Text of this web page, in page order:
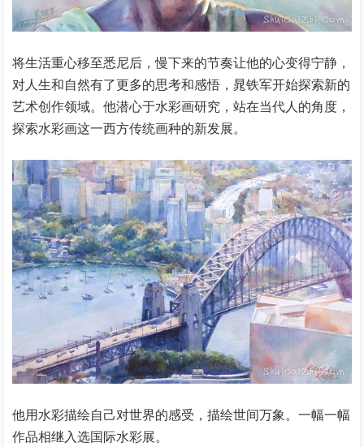
将生活重心移至悉尼后，慢下来的节奏让他的心变得宁静，
对人生和自然有了更多的思考和感悟，晁铁军开始探索新的
艺术创作领域。他潜心于水彩画研究，站在当代人的角度，
探索水彩画这一西方传统画种的新发展。
他用水彩描绘自己对世界的感受，描绘世间万象。一幅一幅
作品相继入选国际水彩展。